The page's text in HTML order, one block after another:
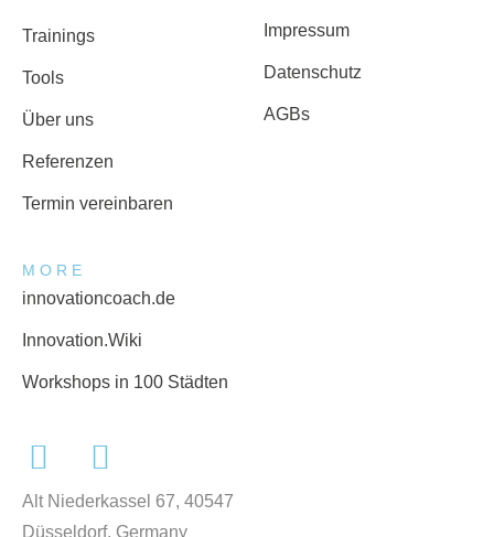
Trainings
Tools
Über uns
Referenzen
Termin vereinbaren
Impressum
Datenschutz
AGBs
MORE
innovationcoach.de
Innovation.Wiki
Workshops in 100 Städten
Alt Niederkassel 67, 40547
Düsseldorf, Germany